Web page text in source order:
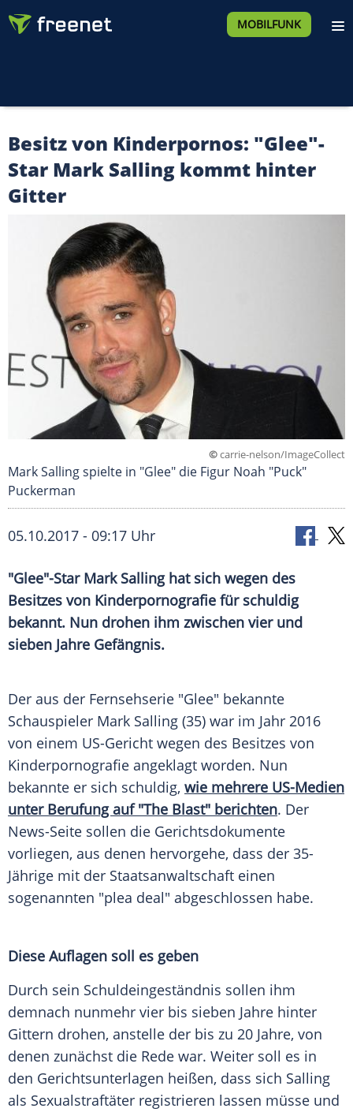
MOBILFUNK
Besitz von Kinderpornos: "Glee"-
Star Mark Salling kommt hinter
Gitter
©carrie-nelson/ImageCollect
Mark Salling spielte in "Glee" die Figur Noah "Puck"
Puckerman
05.10.2017 - 09:17 Uhr
"Glee"-Star Mark Sallinghat sich wegen des
Besitzes von Kinderpornografie für schuldig
bekannt. Nun drohen ihm zwischen vier und
sieben Jahre Gefängnis.
Der aus der Fernsehserie "Glee" bekannte
Schauspieler Mark Salling (35) war im Jahr 2016
von einem US-Gericht wegen des Besitzes von
Kinderpornografie angeklagt worden. Nun
bekannte er sich schuldig, wie mehrere US-Medien
unter Berufung auf "The Blast" berichten. Der
News-Seite sollen die Gerichtsdokumente
vorliegen, aus denen hervorgehe, dass der 35-
Jährige mit der Staatsanwaltschaft einen
sogenannten "plea deal" abgeschlossen habe.
Diese Auflagen soll es geben
Durch sein Schuldeingeständnis sollen ihm
demnach nunmehr vier bis sieben Jahre hinter
Gittern drohen, anstelle der bis zu 20 Jahre, von
denen zunächst die Rede war. Weiter soll es in
den Gerichtsunterlagen heißen, dass sich Salling
als Sexualstraftäter registrieren lassen müsse und